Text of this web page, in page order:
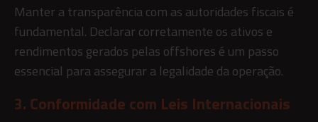
Manter a transparência com as autoridades fiscais é
fundamental. Declarar corretamente os ativos e
rendimentos gerados pelas offshores é um passo
essencial para assegurar a legalidade da operação.
3. Conformidade com Leis Internacionais